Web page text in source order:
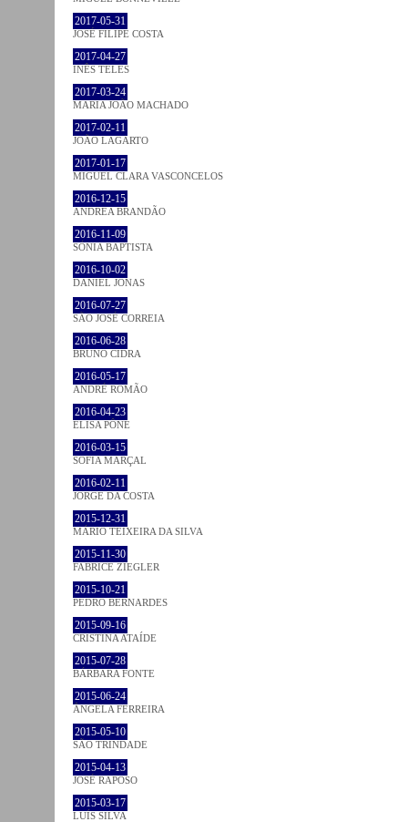
2017-05-31
JOSÉ FILIPE COSTA
2017-04-27
INÊS TELES
2017-03-24
MARIA JOÃO MACHADO
2017-02-11
JOÃO LAGARTO
2017-01-17
MIGUEL CLARA VASCONCELOS
2016-12-15
ANDREA BRANDÃO
2016-11-09
SÓNIA BAPTISTA
2016-10-02
DANIEL JONAS
2016-07-27
SÃO JOSÉ CORREIA
2016-06-28
BRUNO CIDRA
2016-05-17
ANDRÉ ROMÃO
2016-04-23
ELISA PÔNE
2016-03-15
SOFIA MARÇAL
2016-02-11
JORGE DA COSTA
2015-12-31
MÁRIO TEIXEIRA DA SILVA
2015-11-30
FABRICE ZIEGLER
2015-10-21
PEDRO BERNARDES
2015-09-16
CRISTINA ATAÍDE
2015-07-28
BÁRBARA FONTE
2015-06-24
ÂNGELA FERREIRA
2015-05-10
SÃO TRINDADE
2015-04-13
JOSÉ RAPOSO
2015-03-17
LUÍS SILVA